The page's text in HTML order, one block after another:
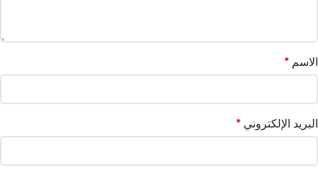
الاسم *
البريد الإلكتروني *